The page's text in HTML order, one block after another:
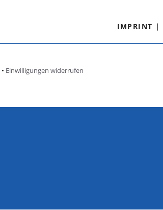
IMPRINT |
• Einwilligungen widerrufen